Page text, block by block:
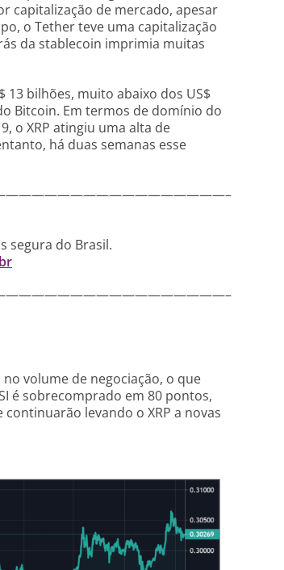
capitalização de mercado, apesar
o Tether teve uma capitalização
da stablecoin imprimia muitas
13 bilhões, muito abaixo dos US$
Bitcoin. Em termos de domínio do
o XRP atingiu uma alta de
há duas semanas esse
segura do Brasil.
volume de negociação, o que
é sobrecomprado em 80 pontos,
levando o XRP a novas